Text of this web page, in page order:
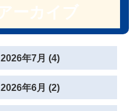
2026年7月 (4)
2026年6月 (2)